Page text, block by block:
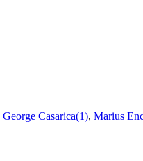
George Casarica(1), Marius